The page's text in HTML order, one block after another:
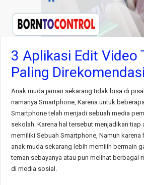
3 Aplikasi Edit Video
Paling
Anak muda jaman sekarang tidak bisa di
namanya Smartphone, Karena untuk
Smartphone telah menjadi sebuah media
sekolah. Karena hal tersebut menjadikan tiap
memiliki Sebuah Smartphone, Namun karena
anak muda sekarang lebih memilih bermain
teman sebayanya atau pun melihat berbagai
di media sosial.